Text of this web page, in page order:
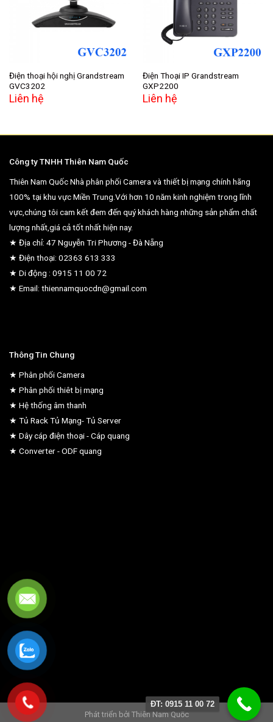
Điện thoại hội nghị Grandstream
GVC3202
Liên hệ
Điện Thoại IP Grandstream
GXP2200
Liên hệ
Công ty TNHH Thiên Nam Quốc
Thiên Nam Quốc Nhà phân phối Camera và thiết bị mạng chính hãng
100% tại khu vực Miền Trung.Với hơn 10 năm kinh nghiệm trong lĩnh
vực,chúng tôi cam kết đem đến quý khách hàng những sản phẩm chất
lượng nhất,giá cả tốt nhất hiện nay.
★ Địa chỉ: 47 Nguyễn Tri Phương - Đà Nẵng
★ Điện thoại: 02363 613 333
★ Di động : 0915 11 00 72
★ Email: thiennamquocdn@gmail.com
Thông Tin Chung
★ Phân phối Camera
★ Phân phối thiêt bị mạng
★ Hệ thống âm thanh
★ Tủ Rack Tủ Mạng- Tủ Server
★ Dây cáp điện thoại - Cáp quang
★ Converter - ODF quang
Phát triển bởi Thiên Nam Quốc
ĐT: 0915 11 00 72